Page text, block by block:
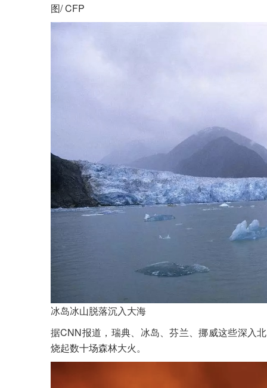
图/ CFP
冰岛冰山脱落沉入大海
据CNN报道，瑞典、冰岛、芬兰、挪威这些深入
烧起数十场森林大火。